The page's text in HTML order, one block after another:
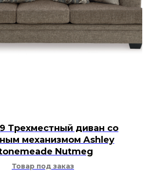
Трехместный диван со
механизмом Ashley
Nutmeg
Товар под заказ